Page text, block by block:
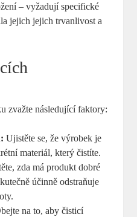
– vyžadují specifické
jejich jejich trvanlivost a
zvažte následující faktory:
Ujistěte se, že výrobek je
materiál, který čistíte.
zda má produkt dobré
účinně odstraňuje
na to, aby čisticí